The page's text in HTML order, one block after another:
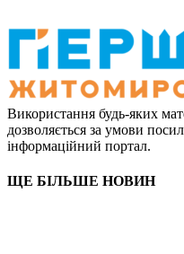
Використання будь-яких
дозволяється за умови
інформаційний портал.
ЩЕ БІЛЬШЕ НОВИН